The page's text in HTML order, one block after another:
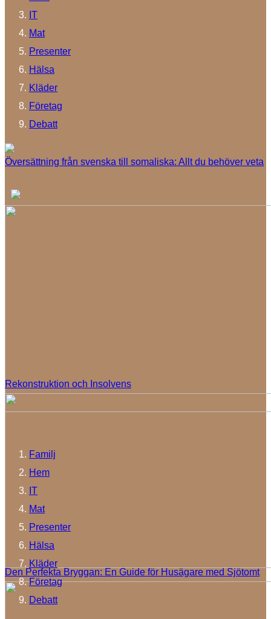
IT
Mat
Presenter
Hälsa
Kläder
Företag
Debatt
Översättning från svenska till somaliska: Allt du behöver veta
Rekonstruktion och Insolvens
Den Perfekta Bryggan: En Guide för Husägare med Sjötomt
Familj
Hem
IT
Mat
Presenter
Hälsa
Kläder
Företag
Debatt